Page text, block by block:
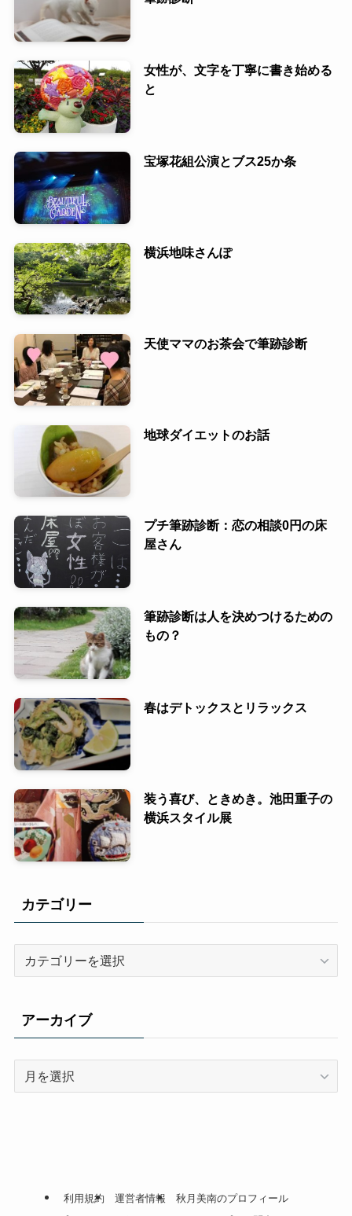
女性が、文字を丁寧に書き始める
と
宝塚花組公演とブス25か条
横浜地味さんぽ
天使ママのお茶会で筆跡診断
地球ダイエットのお話
プチ筆跡診断：恋の相談0円の床
屋さん
筆跡診断は人を決めつけるための
もの？
春はデトックスとリラックス
装う喜び、ときめき。池田重子の
横浜スタイル展
カテゴリー
リ
ー
アーカイブ
利用規約 運営者情報
秋月美南のプロフィール